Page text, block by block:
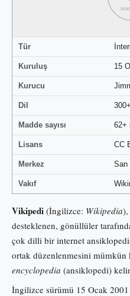
Tür
Kuruluş 15
Kurucu
Dil
Madde sayısı 62+
Lisans CC
Merkez San
Vakıf
Vikipedi (İngilizce: Wikipedia),
desteklenen, gönüllüler
çok dilli bir internet
ortak düzenlenmesini mümkün
encyclopedia (ansiklopedi)
İngilizce sürümü 15 Ocak